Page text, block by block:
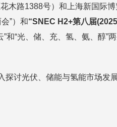
木路1388号）和上海新国际
”）和“SNEC H2+第八届
“光、储、充、氢、氨、醇
讨光伏、储能与氢能市场发